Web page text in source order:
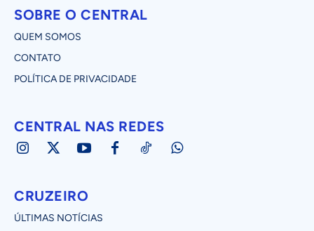
SOBRE O CENTRAL
QUEM SOMOS
CONTATO
POLÍTICA DE PRIVACIDADE
CENTRAL NAS REDES
CRUZEIRO
ÚLTIMAS NOTÍCIAS